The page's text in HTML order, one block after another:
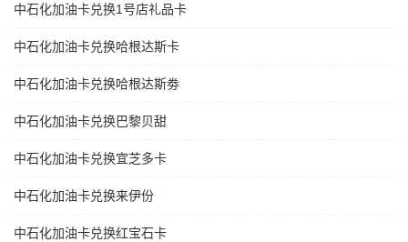
中石化加油卡兑换1号店礼品卡
中石化加油卡兑换哈根达斯卡
中石化加油卡兑换哈根达斯劵
中石化加油卡兑换巴黎贝甜
中石化加油卡兑换宜芝多卡
中石化加油卡兑换来伊份
中石化加油卡兑换红宝石卡